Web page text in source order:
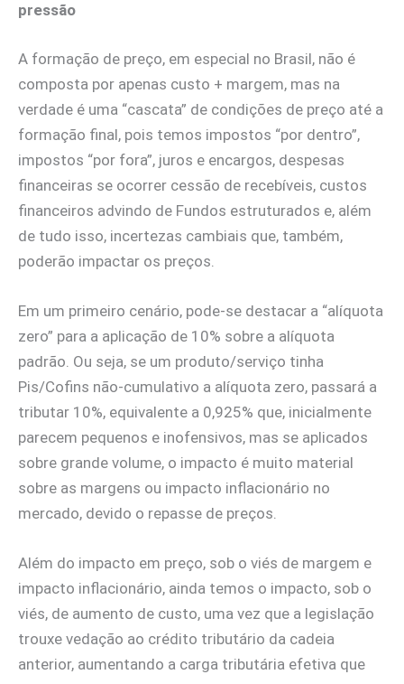
pressão
A formação de preço, em especial no Brasil, não é
composta por apenas custo + margem, mas na
verdade é uma “cascata” de condições de preço até a
formação final, pois temos impostos “por dentro”,
impostos “por fora”, juros e encargos, despesas
financeiras se ocorrer cessão de recebíveis, custos
financeiros advindo de Fundos estruturados e, além
de tudo isso, incertezas cambiais que, também,
poderão impactar os preços.
Em um primeiro cenário, pode-se destacar a “alíquota
zero” para a aplicação de 10% sobre a alíquota
padrão. Ou seja, se um produto/serviço tinha
Pis/Cofins não-cumulativo a alíquota zero, passará a
tributar 10%, equivalente a 0,925% que, inicialmente
parecem pequenos e inofensivos, mas se aplicados
sobre grande volume, o impacto é muito material
sobre as margens ou impacto inflacionário no
mercado, devido o repasse de preços.
Além do impacto em preço, sob o viés de margem e
impacto inflacionário, ainda temos o impacto, sob o
viés, de aumento de custo, uma vez que a legislação
trouxe vedação ao crédito tributário da cadeia
anterior, aumentando a carga tributária efetiva que